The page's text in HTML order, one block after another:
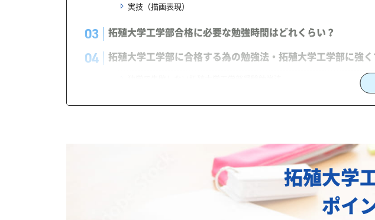
実技（描画表現）
拓殖大学工学部合格に必要な勉強時間はどれくらい？
拓殖大学工学部に合格する為の勉強法・拓殖大学工学部に強
拓殖大学工学部受験対策で学習管理塾を選ぶなら、じゅけラ
拓殖大学工学部対策カリキュラムのポイント
あなたにピッタリ合った「拓殖大学工学部対策のオーダーメ
カリキュラムや料金についてお気軽にご相談ください
拓殖大学
ポイ